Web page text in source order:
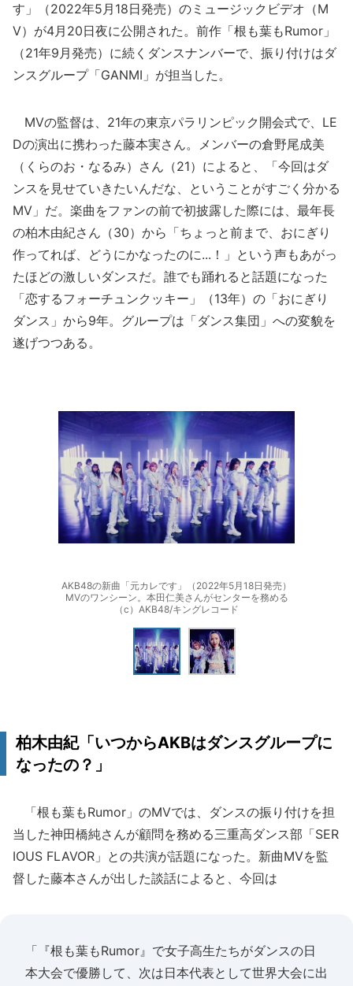
す」（2022年5月18日発売）のミュージックビデオ（M
V）が4月20日夜に公開された。前作「根も葉もRumor」
（21年9月発売）に続くダンスナンバーで、振り付けはダ
ンスグループ「GANMI」が担当した。
MVの監督は、21年の東京パラリンピック開会式で、LE
Dの演出に携わった藤本実さん。メンバーの倉野尾成美
（くらのお・なるみ）さん（21）によると、「今回はダ
ンスを見せていきたいんだな、ということがすごく分かる
MV」だ。楽曲をファンの前で初披露した際には、最年長
の柏木由紀さん（30）から「ちょっと前まで、おにぎり
作ってれば、どうにかなったのに...！」という声もあがっ
たほどの激しいダンスだ。誰でも踊れると話題になった
「恋するフォーチュンクッキー」（13年）の「おにぎり
ダンス」から9年。グループは「ダンス集団」への変貌を
遂げつつある。
AKB48の新曲「元カレです」（2022年5月18日発売）
MVのワンシーン。本田仁美さんがセンターを務める
（c）AKB48/キングレコード
柏木由紀「いつからAKBはダンスグループに
なったの？」
「根も葉もRumor」のMVでは、ダンスの振り付けを担
当した神田橋純さんが顧問を務める三重高ダンス部「SER
IOUS FLAVOR」との共演が話題になった。新曲MVを監
督した藤本さんが出した談話によると、今回は
「『根も葉もRumor』で女子高生たちがダンスの日
本大会で優勝して、次は日本代表として世界大会に出